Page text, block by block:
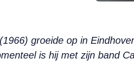
groeide op in
is hij met zijn band